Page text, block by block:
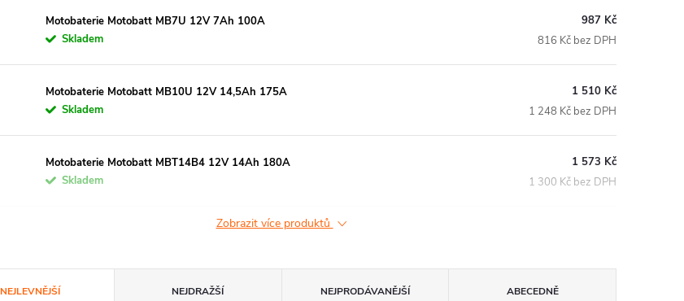
Motobaterie Motobatt MB7U 12V 7Ah 100A
Skladem
987 Kč
816 Kč bez DPH
Motobaterie Motobatt MB10U 12V 14,5Ah 175A
Skladem
1 510 Kč
1 248 Kč bez DPH
Motobaterie Motobatt MBT14B4 12V 14Ah 180A
Skladem
1 573 Kč
1 300 Kč bez DPH
Zobrazit více produktů
NEJLEVNĚJŠÍ NEJDRAŽŠÍ NEJPRODÁVANĚJŠÍ ABECEDNĚ